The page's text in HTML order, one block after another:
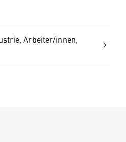
Arbeiter/innen,